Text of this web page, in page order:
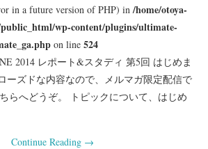
in a future version of PHP) in/home/otoya-
wp-content/plugins/ultimate-
on line524
2014 レポート&スタディ 第5回 はじめま
ーズドな内容なので、メルマガ限定配信で
らへどうぞ。 トピックについて、はじめ
Continue Reading →